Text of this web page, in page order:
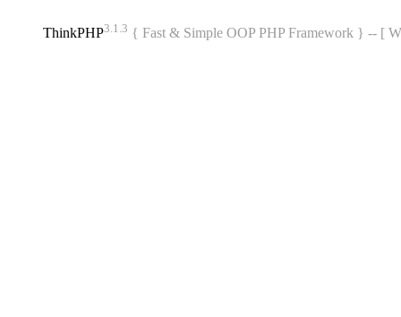
ThinkPHP3.1.3 { Fast & Simple OOP PHP Framework } -- [